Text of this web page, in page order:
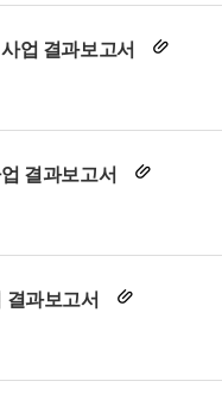
업 결과보고서
결과보고서
결과보고서